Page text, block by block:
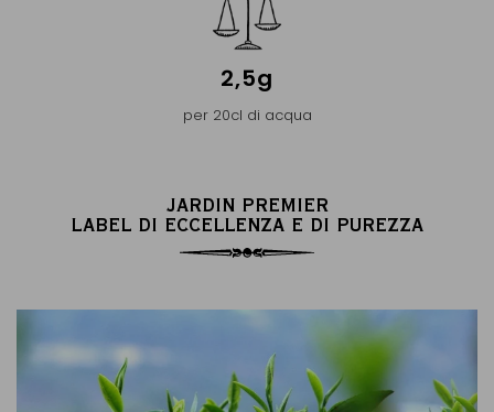
2,5g
per 20cl di acqua
JARDIN PREMIER
LABEL DI ECCELLENZA E DI PUREZZA